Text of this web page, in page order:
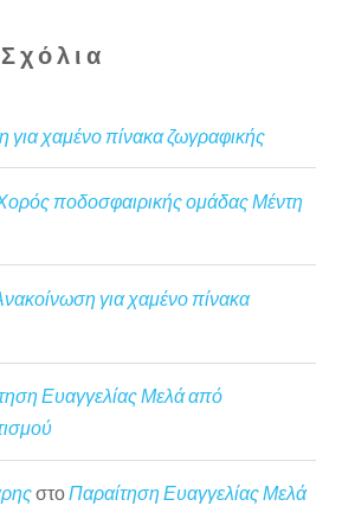
για χαμένο πίνακα ζωγραφικής
ποδοσφαιρικής ομάδας Μέντη
για χαμένο πίνακα
Ευαγγελίας Μελά από
στοΠαραίτηση Ευαγγελίας Μελά